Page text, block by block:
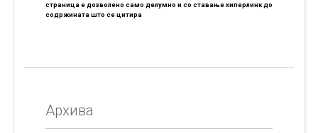
страница е дозволено само делумно и со ставање хиперлинк до
содржината што се цитира
Архива